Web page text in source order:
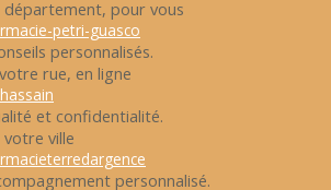
département, pour vous
petri-guasco
personnalisés.
rue, en ligne
et confidentialité.
votre ville
personnalisé.